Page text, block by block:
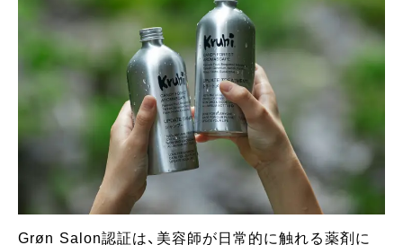
Grøn Salon認証は、美容師が⽇常的に触れる薬剤に